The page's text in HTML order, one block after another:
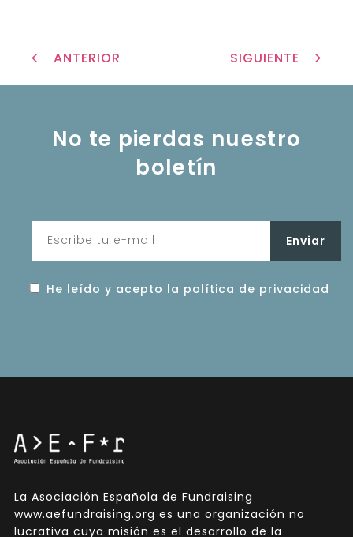
ANTERIOR SIGUIENTE
No te pierdas nuestro
boletín
He leído y acepto la política de privacidad
La Asociación Española de Fundraising
www.aefundraising.org es una organización no
lucrativa cuya misión es el desarrollo de la